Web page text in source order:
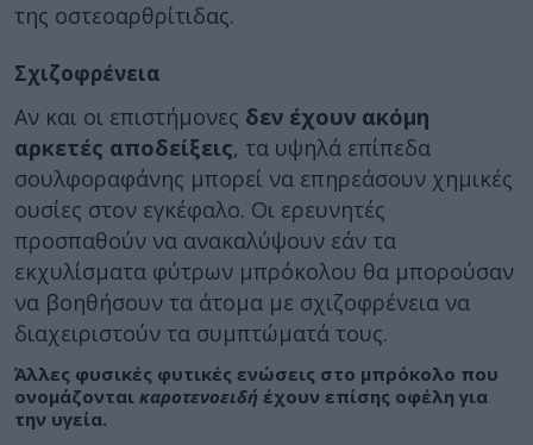
της οστεοαρθρίτιδας.
Σχιζοφρένεια
Αν και οι επιστήμονες δεν έχουν ακόμη
αρκετές αποδείξεις, τα υψηλά επίπεδα
σουλφοραφάνης μπορεί να επηρεάσουν χημικές
ουσίες στον εγκέφαλο. Οι ερευνητές
προσπαθούν να ανακαλύψουν εάν τα
εκχυλίσματα φύτρων μπρόκολου θα μπορούσαν
να βοηθήσουν τα άτομα με σχιζοφρένεια να
διαχειριστούν τα συμπτώματά τους.
Άλλες φυσικές φυτικές ενώσεις στο μπρόκολο που
ονομάζονται καροτενοειδή έχουν επίσης οφέλη για
την υγεία.